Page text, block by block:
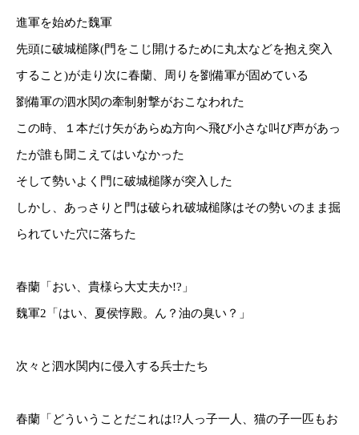
進軍を始めた魏軍
先頭に破城槌隊(門をこじ開けるために丸太などを抱え突入
すること)が走り次に春蘭、周りを劉備軍が固めている
劉備軍の泗水関の牽制射撃がおこなわれた
この時、１本だけ矢があらぬ方向へ飛び小さな叫び声があっ
たが誰も聞こえてはいなかった
そして勢いよく門に破城槌隊が突入した
しかし、あっさりと門は破られ破城槌隊はその勢いのまま掘
られていた穴に落ちた
春蘭「おい、貴様ら大丈夫か!?」
魏軍2「はい、夏侯惇殿。ん？油の臭い？」
次々と泗水関内に侵入する兵士たち
春蘭「どういうことだこれは!?人っ子一人、猫の子一匹もお